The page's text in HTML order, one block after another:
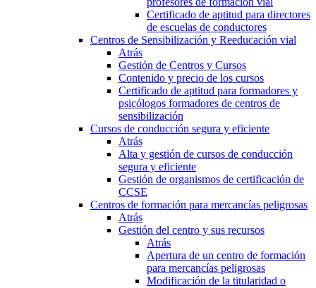
Certificado de aptitud para directores
de escuelas de conductores
Centros de Sensibilización y Reeducación vial
Atrás
Gestión de Centros y Cursos
Contenido y precio de los cursos
Certificado de aptitud para formadores y
psicólogos formadores de centros de
sensibilización
Cursos de conducción segura y eficiente
Atrás
Alta y gestión de cursos de conducción
segura y eficiente
Gestión de organismos de certificación de
CCSE
Centros de formación para mercancías peligrosas
Atrás
Gestión del centro y sus recursos
Atrás
Apertura de un centro de formación
para mercancías peligrosas
Modificación de la titularidad o